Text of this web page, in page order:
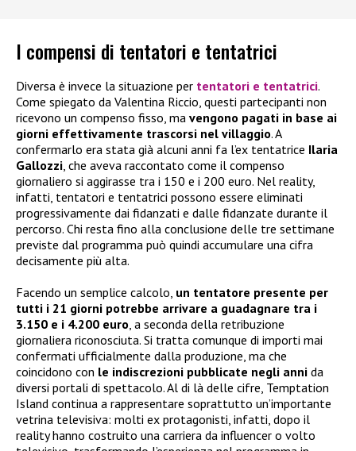
I compensi di tentatori e tentatrici
Diversa è invece la situazione per tentatori e tentatrici.
Come spiegato da Valentina Riccio, questi partecipanti non
ricevono un compenso fisso, ma vengono pagati in base ai
giorni effettivamente trascorsi nel villaggio. A
confermarlo era stata già alcuni anni fa l’ex tentatrice Ilaria
Gallozzi, che aveva raccontato come il compenso
giornaliero si aggirasse tra i 150 e i 200 euro. Nel reality,
infatti, tentatori e tentatrici possono essere eliminati
progressivamente dai fidanzati e dalle fidanzate durante il
percorso. Chi resta fino alla conclusione delle tre settimane
previste dal programma può quindi accumulare una cifra
decisamente più alta.
Facendo un semplice calcolo, un tentatore presente per
tutti i 21 giorni potrebbe arrivare a guadagnare tra i
3.150 e i 4.200 euro, a seconda della retribuzione
giornaliera riconosciuta. Si tratta comunque di importi mai
confermati ufficialmente dalla produzione, ma che
coincidono con le indiscrezioni pubblicate negli anni da
diversi portali di spettacolo. Al di là delle cifre, Temptation
Island continua a rappresentare soprattutto un’importante
vetrina televisiva: molti ex protagonisti, infatti, dopo il
reality hanno costruito una carriera da influencer o volto